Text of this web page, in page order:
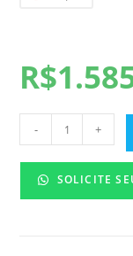
R$
- +
SOLICITE